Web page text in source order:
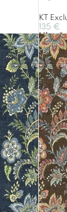
KT
135 €
Į